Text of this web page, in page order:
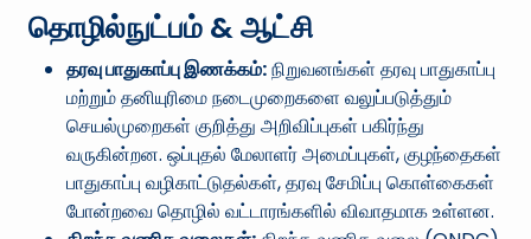
தொழில்நுட்பம் & ஆட்சி
தரவு பாதுகாப்பு இணக்கம்:நிறுவனங்கள் தரவு பாதுகாப்பு
மற்றும் தனியுரிமை நடைமுறைகளை வலுப்படுத்தும்
செயல்முறைகள் குறித்து அறிவிப்புகள் பகிர்ந்து
வருகின்றன. ஒப்புதல் மேலாளர் அமைப்புகள், குழந்தைகள்
பாதுகாப்பு வழிகாட்டுதல்கள், தரவு சேமிப்பு கொள்கைகள்
போன்றவை தொழில் வட்டாரங்களில் விவாதமாக உள்ளன.